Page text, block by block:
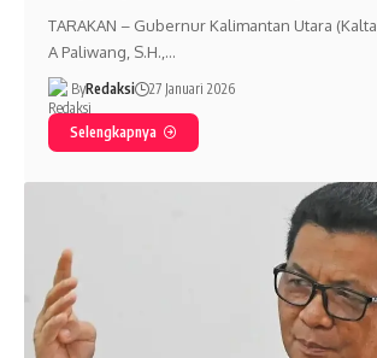
TARAKAN – Gubernur Kalimantan Utara
A Paliwang, S.H.,…
ByRedaksi 27 Januari 2026
Selengkapnya